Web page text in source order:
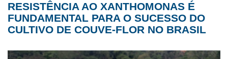
RESISTÊNCIA AO XANTHOMONAS É
FUNDAMENTAL PARA O SUCESSO DO
CULTIVO DE COUVE-FLOR NO BRASIL